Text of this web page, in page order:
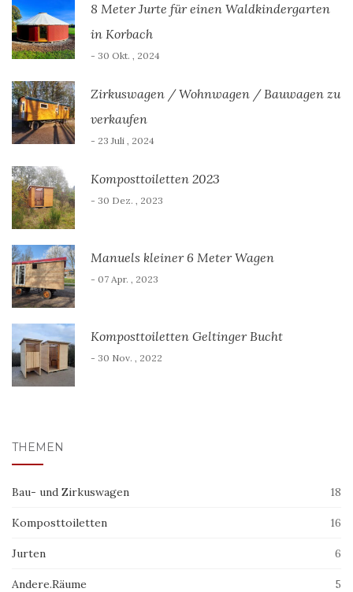
8 Meter Jurte für einen Waldkindergarten
in Korbach
- 30 Okt. , 2024
Zirkuswagen / Wohnwagen / Bauwagen zu
verkaufen
- 23 Juli , 2024
Komposttoiletten 2023
- 30 Dez. , 2023
Manuels kleiner 6 Meter Wagen
- 07 Apr. , 2023
Komposttoiletten Geltinger Bucht
- 30 Nov. , 2022
THEMEN
Bau- und Zirkuswagen 18
Komposttoiletten 16
Jurten 6
Andere.Räume 5